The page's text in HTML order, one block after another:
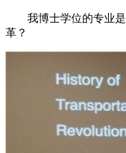
我博士学位的专业是
革？